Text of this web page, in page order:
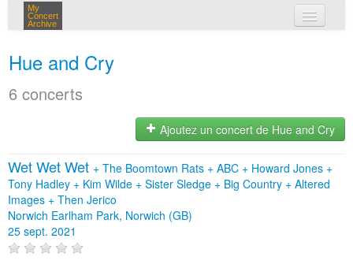
My
Concert
Archive
Hue and Cry
6 concerts
Ajoutez un concert de Hue and Cry
Wet Wet Wet + The Boomtown Rats + ABC + Howard Jones +
Tony Hadley + Kim Wilde + Sister Sledge + Big Country + Altered
Images + Then Jerico
Norwich Earlham Park, Norwich (GB)
25 sept. 2021